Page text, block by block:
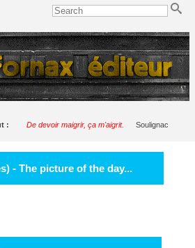
: De devoir maigrir, ça m'aigrit. Soulignac
- The picture of the day...